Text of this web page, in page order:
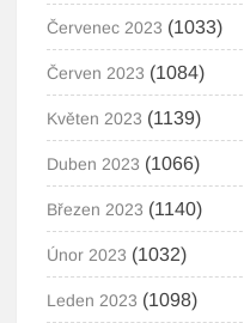
Červenec 2023 (1033)
Červen 2023 (1084)
Květen 2023 (1139)
Duben 2023 (1066)
Březen 2023 (1140)
Únor 2023 (1032)
Leden 2023 (1098)